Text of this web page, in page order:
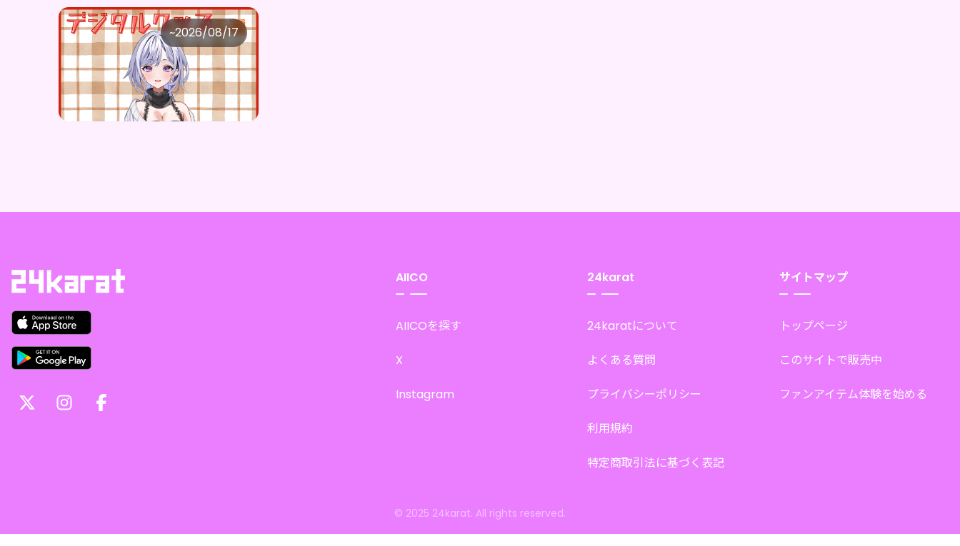
~2026/08/17
愛酔なつき
愛酔なつき ×Vガスト開店！
価格
¥1,100 購入はこちら
AIICO
AIICOを探す
X
Instagram
24karat
24karatについて
よくある質問
プライバシーポリシー
利用規約
特定商取引法に基づく表記
サイトマップ
トップページ
このサイトで販売中
ファンアイテム体験を始める
© 2025 24karat. All rights reserved.